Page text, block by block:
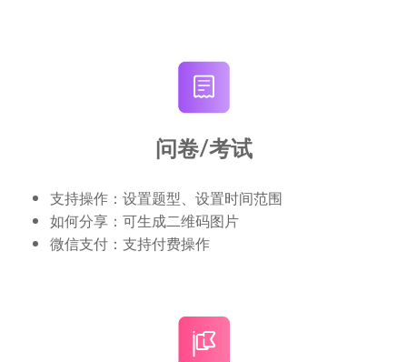
问卷/考试
支持操作：设置题型、设置时间范围
如何分享：可生成二维码图片
微信支付：支持付费操作